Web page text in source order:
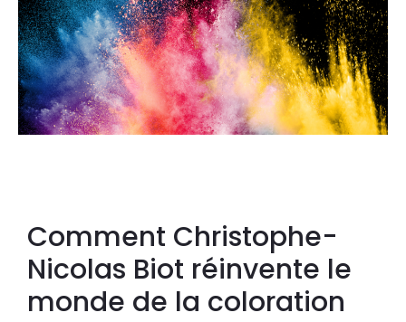
Comment Christophe-
Nicolas Biot réinvente le
monde de la coloration